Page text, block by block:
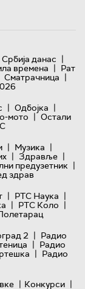
Србија данас |
времена | Рат
Сматрачница |
| Одбојка |
мото | Остали
| Музика |
| Здравље |
предузетник |
здрав
| РТС Наука |
| РТС Коло |
2 | Радио
| Радио
| Радио
| Конкурси |